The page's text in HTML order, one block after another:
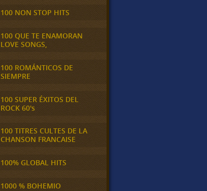
100 NON STOP HITS
100 QUE TE ENAMORAN
LOVE SONGS,
100 ROMÁNTICOS DE
SIEMPRE
100 SUPER ÉXITOS DEL
ROCK 60's
100 TITRES CULTES DE LA
CHANSON FRANCAISE
100% GLOBAL HITS
1000 % BOHEMIO